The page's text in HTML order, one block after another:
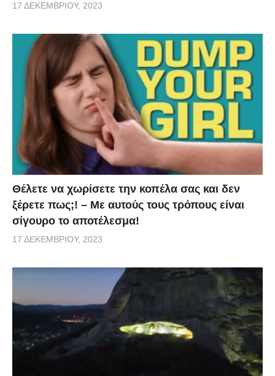
17 ΔΕΚΕΜΒΡΊΟΥ, 2023
Θέλετε να χωρίσετε την κοπέλα σας και δεν
ξέρετε πως;! – Με αυτούς τους τρόπους είναι
σίγουρο το αποτέλεσμα!
17 ΔΕΚΕΜΒΡΊΟΥ, 2023